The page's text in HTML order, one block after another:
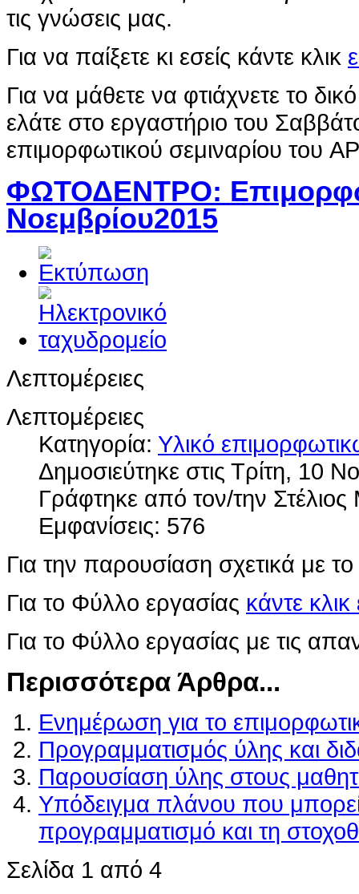
τις γνώσεις μας.
Για να παίξετε κι εσείς κάντε κλικ
Για να μάθετε να φτιάχνετε το
ελάτε στο εργαστήριο του
επιμορφωτικού σεμιναρίου του
ΦΩΤΟΔΕΝΤΡΟ:
Νοεμβρίου2015
Λεπτομέρειες
Λεπτομέρειες
Κατηγορία: Υλικό
Δημοσιεύτηκε στις Τρίτη, 10
Γράφτηκε από τον/την
Εμφανίσεις: 576
Για την παρουσίαση σχετικά με
Για το Φύλλο εργασίας κάντε
Για το Φύλλο εργασίας με τις
Περισσότερα Άρθρα...
Ενημέρωση για το
Προγραμματισμός ύλης και
Παρουσίαση ύλης στους
Υπόδειγμα πλάνου που μπορεί
προγραμματισμό και τη
Σελίδα 1 από 4